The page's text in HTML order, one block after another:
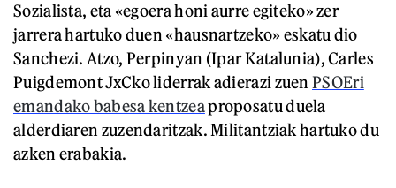
Sozialista, eta «egoera honi aurre egiteko» zer
jarrera hartuko duen «hausnartzeko» eskatu dio
Sanchezi. Atzo, Perpinyan (Ipar Katalunia), Carles
Puigdemont JxCko liderrak adierazi zuen PSOEri
emandako babesa kentzeaproposatu duela
alderdiaren zuzendaritzak. Militantziak hartuko du
azken erabakia.